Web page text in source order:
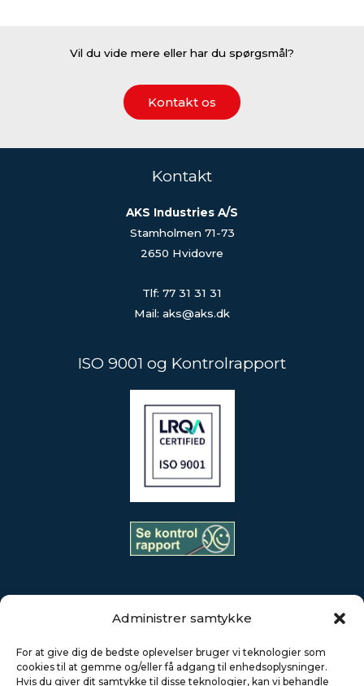
Administrer samtykke
For at give dig de bedste oplevelser bruger vi teknologier som
cookies til at gemme og/eller få adgang til enhedsoplysninger.
Hvis du giver dit samtykke til disse teknologier, kan vi behandle
Vil du vide mere eller har du spørgsmål?
Kontakt os
Kontakt
AKS Industries A/S
Stamholmen 71-73
2650 Hvidovre
Tlf: 77 31 31 31
Mail: aks@aks.dk
ISO 9001 og Kontrolrapport
kvalificerede medarbejdere i Danmark og Polen, en af de
mest moderne maskinparker samt et effektivt styret